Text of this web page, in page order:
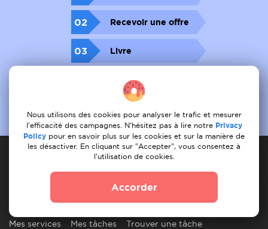
02 Recevoir une offre
03 Livre
Comment cela fonctionne-t-il ?
Mes services
Mes tâches Trouver une tâche
Nous utilisons des cookies pour analyser le trafic et mesurer
l'efficacité des campagnes. N'hésitez pas à lire notre Privacy
Policy pour en savoir plus sur les cookies et sur la manière de
les désactiver. En cliquant sur "Accepter", vous consentez à
l'utilisation de cookies.
Accorder